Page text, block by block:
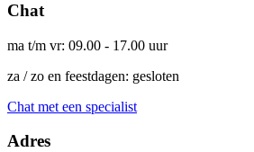
Chat
ma t/m vr: 09.00 - 17.00 uur
za / zo en feestdagen: gesloten
Chat met een specialist
Adres